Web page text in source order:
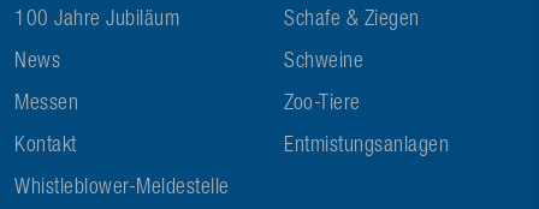
100 Jahre Jubiläum
News
Messen
Kontakt
Whistleblower-Meldestelle
Schafe & Ziegen
Schweine
Zoo-Tiere
Entmistungsanlagen